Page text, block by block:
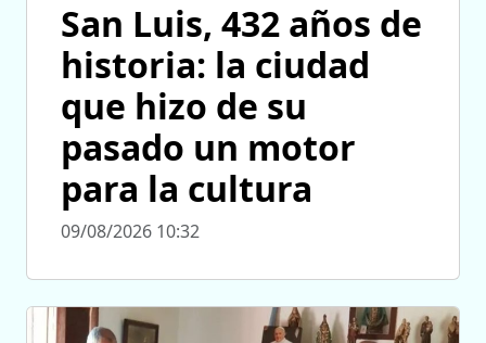
San Luis, 432 años de
historia: la ciudad
que hizo de su
pasado un motor
para la cultura
09/08/2026 10:32